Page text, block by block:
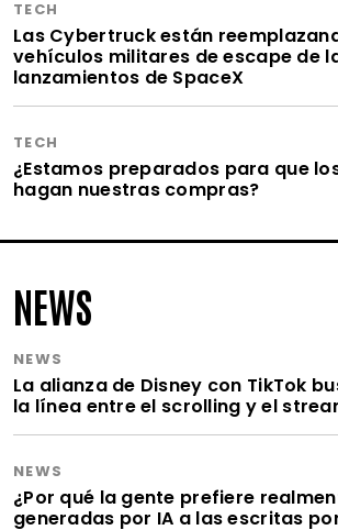
TECH
Las Cybertruck están
vehículos militares de escape de
lanzamientos de SpaceX
TECH
¿Estamos preparados para que
hagan nuestras compras?
NEWS
NEWS
La alianza de Disney con TikTok
la línea entre el scrolling y el
NEWS
¿Por qué la gente prefiere
generadas por IA a las escritas